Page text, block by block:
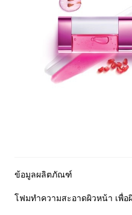
ข้อมูลผลิตภัณฑ์
โฟมทำความสะอาดผิวหน้า เพื่